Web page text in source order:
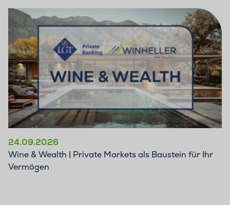
24.09.2026
Wine & Wealth | Private Markets als Baustein für Ihr
Vermögen